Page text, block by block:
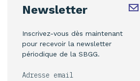
Newsletter
Inscrivez-vous dès maintenant
pour recevoir la newsletter
périodique de la SBGG.
Adresse email